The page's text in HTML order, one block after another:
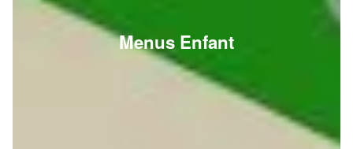
Menus Enfant